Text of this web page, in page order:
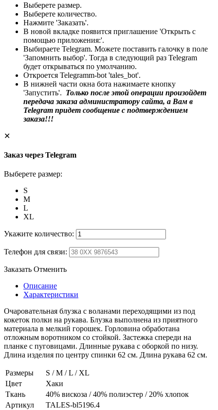
Выберете размер.
Выберете количество.
Нажмите 'Заказать'.
В новой вкладке появится приглашение 'Открыть с
помощью приложения:'.
Выбираете Telegram. Можете поставить галочку в поле
'Запомнить выбор'. Тогда в следующий раз Telegram
будет открываться по умолчанию.
Откроется Telegramm-bot 'tales_bot'.
В нижней части окна бота нажимаете кнопку
'Запустить'. Только после этой операции произойдет
передача заказа администратору сайта, а Вам в
Telegram придет сообщение с подтверждением
заказа!!!
✕
Заказ через Telegram
Выберете размер:
S
M
L
XL
Укажите количество:
Телефон для связи:
Заказать Отменить
Описание
Характеристики
Очаровательная блузка с воланами переходящими из под
кокеток полки на рукава. Блузка выполнена из приятного
материала в мелкий горошек. Горловина обработана
отложным воротником со стойкой. Застежка спереди на
планке с пуговицами. Длинные рукава с оборкой по низу.
Длина изделия по центру спинки 62 см. Длина рукава 62 см.
Размеры
S / M / L / XL
Цвет
Хаки
Ткань
40% вискоза / 40% полиэстер / 20% хлопок
Артикул
TALES-bl5196.4